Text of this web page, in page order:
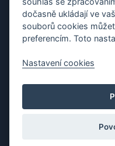
Copyright (c) 2010 - 2026
Organizace závodů dračích
dočasně ukládají ve
souborů cookies
preferencím. Toto
Nastavení cookies